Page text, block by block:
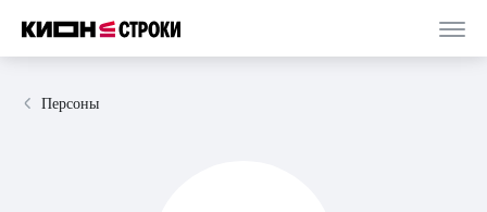
Персоны